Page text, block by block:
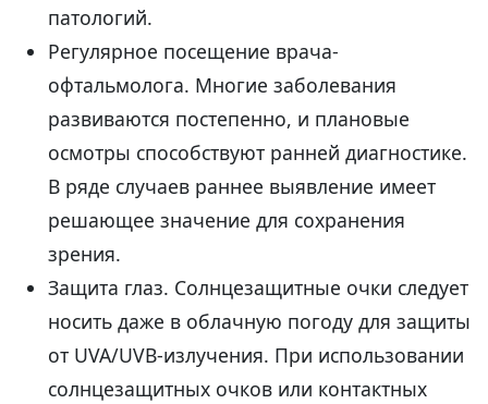
патологий.
Регулярное посещение врача-
офтальмолога. Многие заболевания
развиваются постепенно, и плановые
осмотры способствуют ранней диагностике.
В ряде случаев раннее выявление имеет
решающее значение для сохранения
зрения.
Защита глаз. Солнцезащитные очки следует
носить даже в облачную погоду для защиты
от UVA/UVB-излучения. При использовании
солнцезащитных очков или контактных